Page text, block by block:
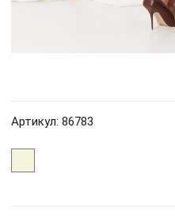
Артикул: 86783